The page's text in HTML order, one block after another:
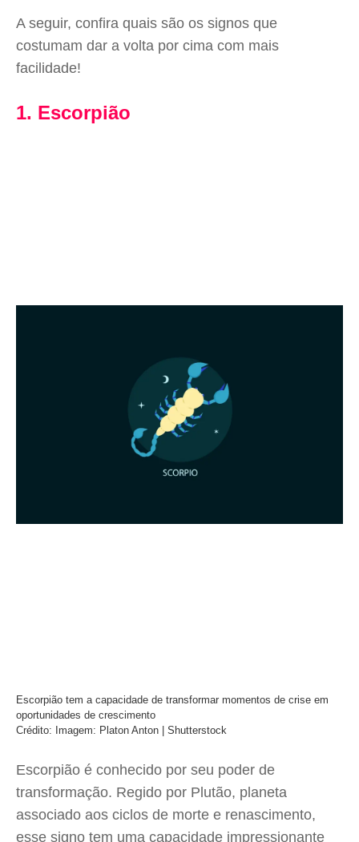
A seguir, confira quais são os signos que
costumam dar a volta por cima com mais
facilidade!
1. Escorpião
Escorpião tem a capacidade de transformar momentos de crise em
oportunidades de crescimento
Crédito: Imagem: Platon Anton | Shutterstock
Escorpião é conhecido por seu poder de
transformação. Regido por Plutão, planeta
associado aos ciclos de morte e renascimento,
esse signo tem uma capacidade impressionante